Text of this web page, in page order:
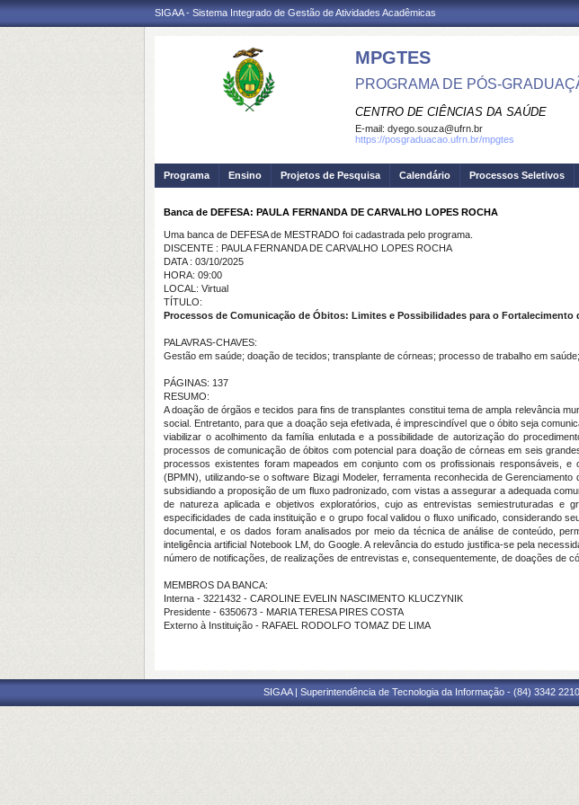
SIGAA - Sistema Integrado de Gestão de Atividades Acadêmicas
MPGTES
PROGRAMA DE PÓS-
CENTRO DE CIÊNCIAS DA SAÚDE
E-mail: dyego.souza@ufrn.br
https://posgraduacao.ufrn.br/mpgtes
Programa Ensino Projetos de Pesquisa Calendário Processos Seletivos
Banca de DEFESA: PAULA FERNANDA DE CARVALHO LOPES ROCHA
Uma banca de DEFESA de MESTRADO foi cadastrada pelo programa.
DISCENTE : PAULA FERNANDA DE CARVALHO LOPES ROCHA
DATA : 03/10/2025
HORA: 09:00
LOCAL: Virtual
TÍTULO:
Processos de Comunicação de Óbitos: Limites e Possibilidades para o Fortalecimento
PALAVRAS-CHAVES:
Gestão em saúde; doação de tecidos; transplante de córneas; processo de trabalho em
PÁGINAS: 137
RESUMO:
A doação de órgãos e tecidos para fins de transplantes constitui tema de ampla relevância
social. Entretanto, para que a doação seja efetivada, é imprescindível que o óbito seja
viabilizar o acolhimento da família enlutada e a possibilidade de autorização do
processos de comunicação de óbitos com potencial para doação de córneas em seis
processos existentes foram mapeados em conjunto com os profissionais responsáveis,
(BPMN), utilizando-se o software Bizagi Modeler, ferramenta reconhecida de
subsidiando a proposição de um fluxo padronizado, com vistas a assegurar a adequada
de natureza aplicada e objetivos exploratórios, cujo as entrevistas semiestruturadas e
especificidades de cada instituição e o grupo focal validou o fluxo unificado, considerando
documental, e os dados foram analisados por meio da técnica de análise de conteúdo,
inteligência artificial Notebook LM, do Google. A relevância do estudo justifica-se pela
número de notificações, de realizações de entrevistas e, consequentemente, de doações de
MEMBROS DA BANCA:
Interna - 3221432 - CAROLINE EVELIN NASCIMENTO KLUCZYNIK
Presidente - 6350673 - MARIA TERESA PIRES COSTA
Externo à Instituição - RAFAEL RODOLFO TOMAZ DE LIMA
SIGAA | Superintendência de Tecnologia da Informação - (84) 3342